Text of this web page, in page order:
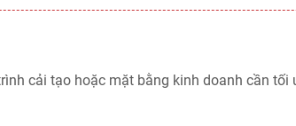
cải tạo hoặc mặt bằng kinh doanh cần tối